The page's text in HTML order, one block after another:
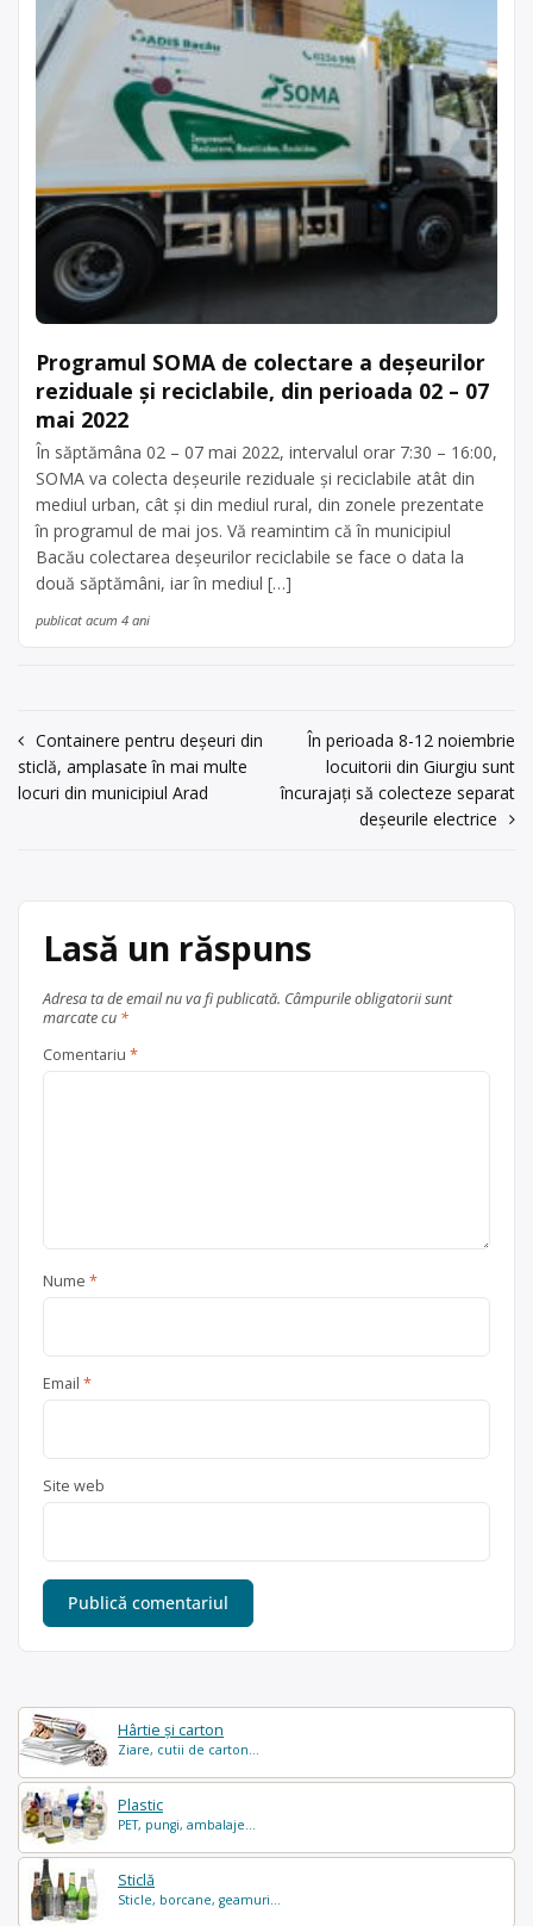
Hârtie și carton
Ziare, cutii de carton...
Plastic
PET, pungi, ambalaje...
Sticlă
Sticle, borcane, geamuri...
Programul SOMA de colectare a deșeurilor
reziduale și reciclabile, din perioada 02 – 07
mai 2022
În săptămâna 02 – 07 mai 2022, intervalul orar 7:30 – 16:00,
SOMA va colecta deșeurile reziduale și reciclabile atât din
mediul urban, cât și din mediul rural, din zonele prezentate
în programul de mai jos. Vă reamintim că în municipiul
Bacău colectarea deșeurilor reciclabile se face o data la
două săptămâni, iar în mediul […]
publicat acum 4 ani
Navigare
în
Containere pentru deșeuri din
sticlă, amplasate în mai multe
locuri din municipiul Arad
În perioada 8-12 noiembrie
locuitorii din Giurgiu sunt
încurajați să colecteze separat
deșeurile electrice
Lasă un răspuns
Adresa ta de email nu va fi publicată. Câmpurile obligatorii sunt
marcate cu *
Comentariu *
Nume *
Email *
Site web